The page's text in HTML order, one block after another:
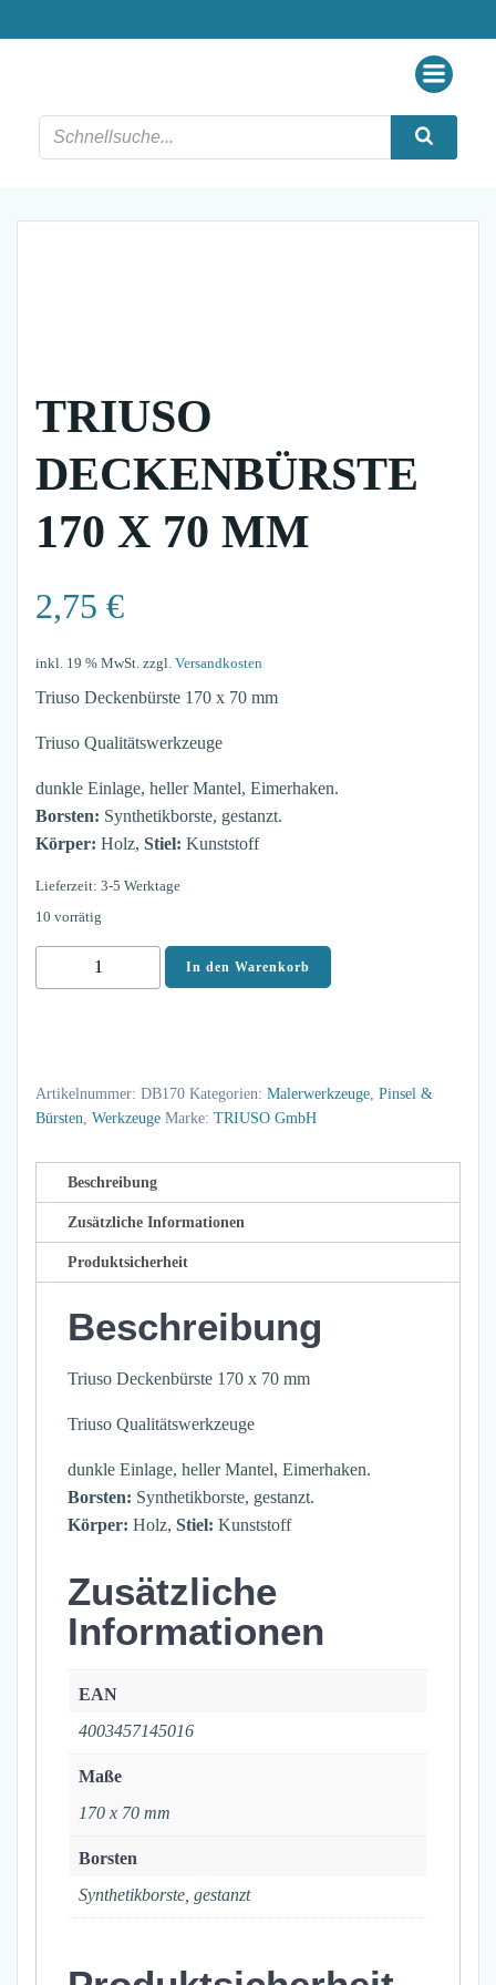
TRIUSO
DECKENBÜRSTE
170 X 70 MM
2,75 €
inkl. 19 % MwSt. zzgl. Versandkosten
Triuso Deckenbürste 170 x 70 mm
Triuso Qualitätswerkzeuge
dunkle Einlage, heller Mantel, Eimerhaken.
Borsten: Synthetikborste, gestanzt.
Körper: Holz, Stiel: Kunststoff
Lieferzeit: 3-5 Werktage
10 vorrätig
Deckenbürste
mm
Menge
In den Warenkorb
Artikelnummer: DB170 Kategorien: Malerwerkzeuge Pinsel &
Bürsten Werkzeuge Marke: TRIUSO GmbH
Beschreibung
Zusätzliche Informationen
Produktsicherheit
Beschreibung
Triuso Deckenbürste 170 x 70 mm
Triuso Qualitätswerkzeuge
dunkle Einlage, heller Mantel, Eimerhaken.
Borsten: Synthetikborste, gestanzt.
Körper: Holz, Stiel: Kunststoff
Zusätzliche
Informationen
EAN
4003457145016
Maße
170 x 70 mm
Borsten
Synthetikborste, gestanzt